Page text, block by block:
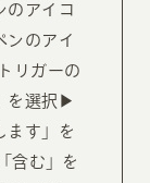
のアイコ
のアイ
リガーの
を選択▶︎
ます」を
含む」を